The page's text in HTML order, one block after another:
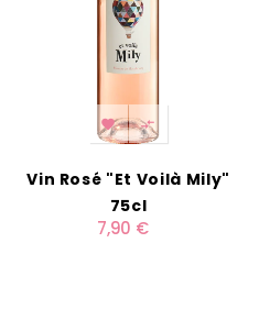
 
Vin Rosé "Et Voilà Mily"
75cl
7,90 €